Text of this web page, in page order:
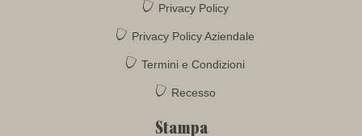
Privacy Policy
Privacy Policy Aziendale
Termini e Condizioni
Recesso
Stampa